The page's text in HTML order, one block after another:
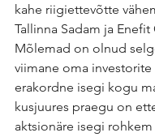
kahe riigiettevõtte
Tallinna Sadam ja Enefit
Mõlemad on olnud
viimane oma
erakordne isegi kogu
kusjuures praegu on
aktsionäre isegi